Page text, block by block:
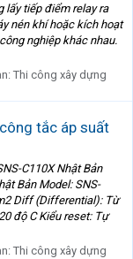
lấy tiếp điểm relay ra
nén khí hoặc kích hoạt
nghiệp khác nhau.
Thi công xây dựng
tắc áp suất
C110X Nhật Bản
Bản Model: SNS-
Diff (Differential): Từ
độ C Kiểu reset: Tự
Thi công xây dựng